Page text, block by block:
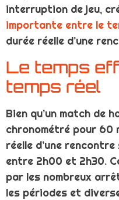
interruption de jeu,
importante entre le
durée réelle d’une
Le temps
temps réel
Bien qu’un match de
chronométré pour 60
réelle d’une
entre 2h00 et 2h30.
par les nombreux
les périodes et